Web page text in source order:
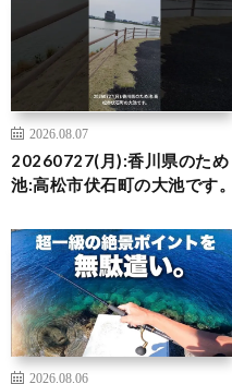
2026.08.07
20260727(月):香川県のため
池:高松市伏石町の大池です。
2026.08.06